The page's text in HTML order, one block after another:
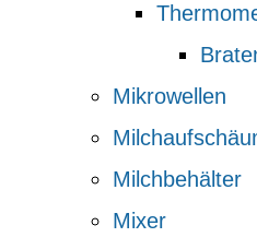
Mikrowellen
Milchbehälter
Mixer